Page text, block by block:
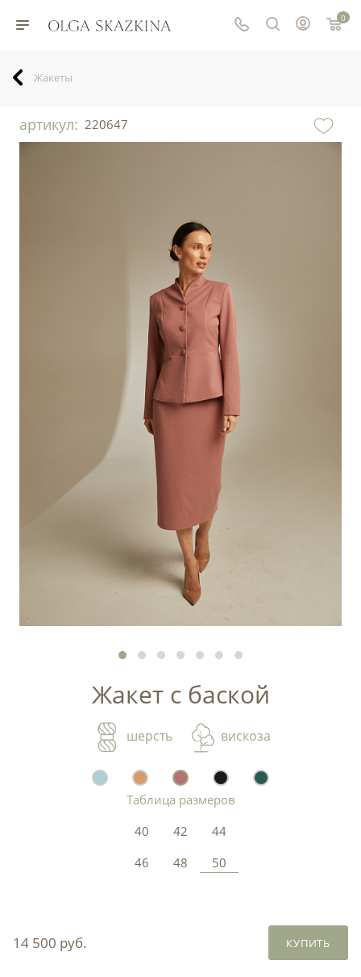
0
Жакеты
артикул: 220647
Жакет с баской
шерсть вискоза
Таблица размеров
40
42
44
46
48 50
14 500 руб. КУПИТЬ